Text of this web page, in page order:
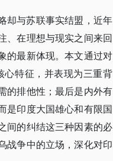
却与苏联事实结盟，近年
、在理想与现实之间来回
的最新体现。本文通过对
心特征，并表现为三重背
的排他性；最后是内外有
是印度大国雄心和有限国
间的纠结这三种因素的必
战争中的立场，深化对印